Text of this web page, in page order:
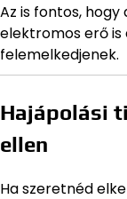
Az is fontos, hogy
elektromos erő is
felemelkedjenek.
Hajápolási
ellen
Ha szeretnéd